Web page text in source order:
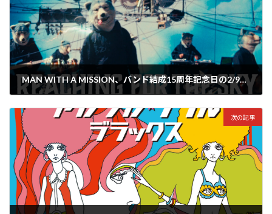
MAN WITH A MISSION、バンド結成15周年記念日の2/9に新曲『REACHING FOR THE SKY』MVを公開！
次の記事